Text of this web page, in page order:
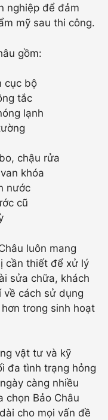
nghiệp để đảm
mỹ sau thi công.
gồm:
cục bộ
tắc
lạnh
chậu rửa
khóa
nước
cũ
luôn mang
cần thiết để xử lý
sửa chữa, khách
về cách sử dụng
trong sinh hoạt
vật tư và kỹ
đa tình trạng hỏng
càng nhiều
chọn Bảo Châu
cho mọi vấn đề